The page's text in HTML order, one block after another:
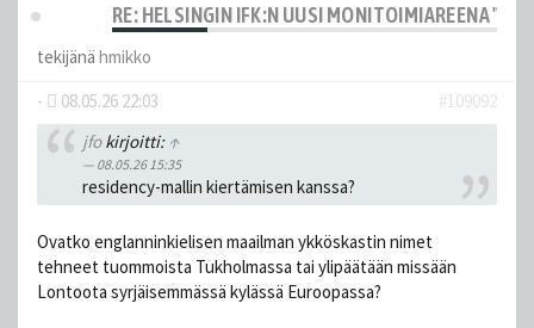
RE: HELSINGIN IFK:N UUSI MONITOIMIAREENA
tekijänä hmikko
-
08.05.26 22:03
#109092
jfokirjoitti: ↑
08.05.26 15:35
residency-mallin kiertämisen kanssa?
Ovatko englanninkielisen maailman ykköskastin nimet
tehneet tuommoista Tukholmassa tai ylipäätään missään
Lontoota syrjäisemmässä kylässä Euroopassa?